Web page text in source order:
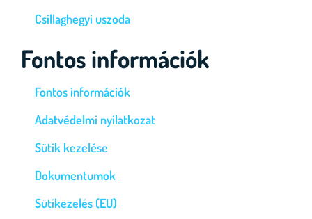
Csillaghegyi uszoda
Fontos információk
Fontos információk
Adatvédelmi nyilatkozat
Sütik kezelése
Dokumentumok
Sütikezelés (EU)